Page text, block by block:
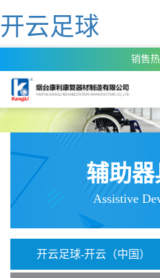
开云足球
销售
辅助器
Assistive
开云足球-开云（中国）